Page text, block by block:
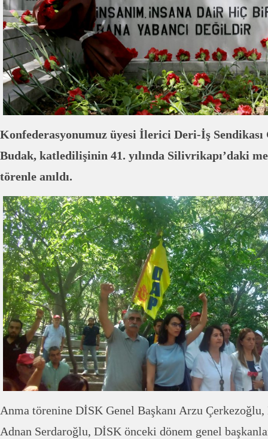
Konfederasyonumuz üyesi İlerici Deri-İş Sendikası
Budak, katledilişinin 41. yılında Silivrikapı’daki
törenle anıldı.
Anma törenine DİSK Genel Başkanı Arzu
Adnan Serdaroğlu, DİSK önceki dönem genel